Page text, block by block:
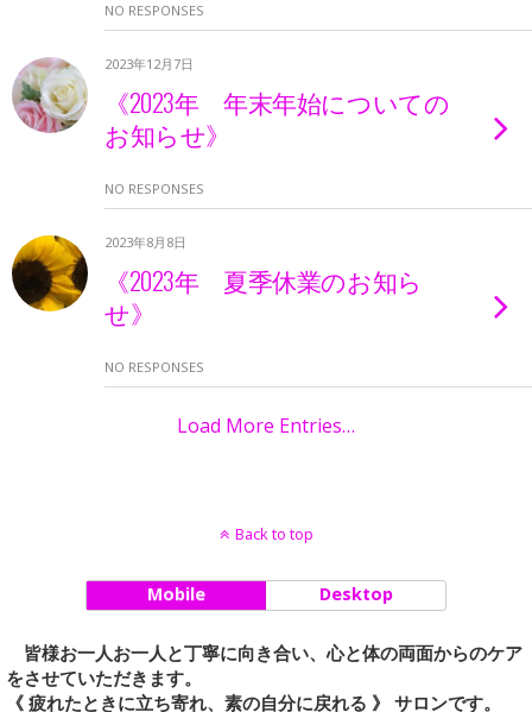
NO RESPONSES
2023年12月7日
《2023年 年末年始についての
お知らせ》
NO RESPONSES
2023年8月8日
《2023年 夏季休業のお知ら
せ》
NO RESPONSES
Load More Entries…
Back to top
Mobile Desktop
皆様お一人お一人と丁寧に向き合い、心と体の両面からのケア
をさせていただきます。
《 疲れたときに立ち寄れ、素の自分に戻れる 》 サロンです。